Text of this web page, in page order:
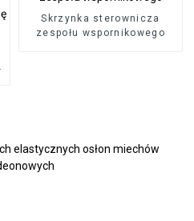
Skrzynka sterownicza
zespołu wspornikowego